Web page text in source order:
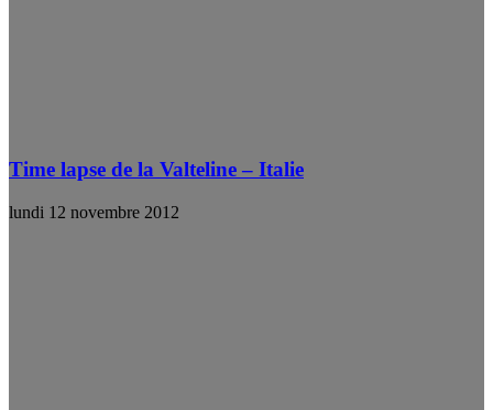
Time lapse de la Valteline – Italie
lundi 12 novembre 2012